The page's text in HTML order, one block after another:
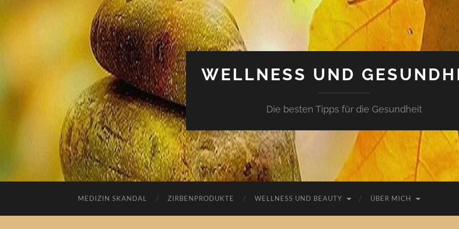
WELLNESS UND
Die besten Tipps für die Gesundheit
MEDIZIN SKANDAL ZIRBENPRODUKTE WELLNESS UND BEAUTY ÜBER MICH